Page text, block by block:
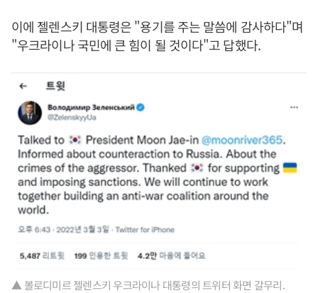
이에 젤렌스키 대통령은 "용기를 주는 말씀에 감사하다"며
"우크라이나 국민에 큰 힘이 될 것이다"고 답했다.
▲ 볼로디미르 젤렌스키 우크라이나 대통령의 트위터 화면 갈무리.